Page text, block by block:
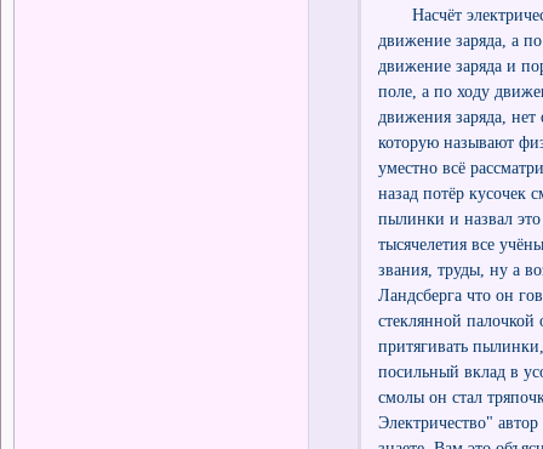
Насчёт
движение заряда, а
движение заряда и
поле, а по ходу
движения заряда,
которую называют
уместно всё
назад потёр кусочек
пылинки и назвал
тысячелетия все
звания, труды, ну а
Ландсберга что он
стеклянной
притягивать
посильный вклад в
смолы он стал
Электричество"